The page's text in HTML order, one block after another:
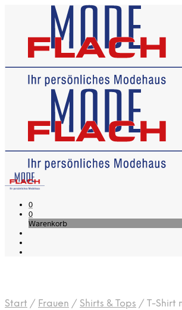
0
0
Warenkorb
Start / Frauen / Shirts & Tops / T-Shirt